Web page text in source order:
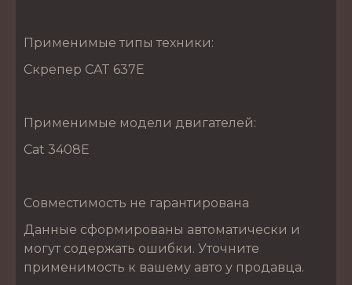
Применимые типы техники:
Скрепер CAT 637E
Применимые модели двигателей:
Cat 3408E
Совместимость не гарантирована
Данные сформированы автоматически и
могут содержать ошибки. Уточните
применимость к вашему авто у продавца.